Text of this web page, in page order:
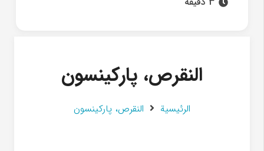
النقرص، پارکینسون
الرئيسية النقرص، پارکینسون